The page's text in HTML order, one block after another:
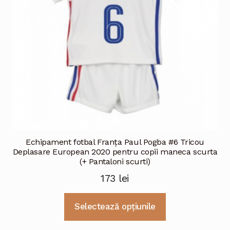
Echipament fotbal Franţa Paul Pogba #6 Tricou
Deplasare European 2020 pentru copii maneca scurta
(+ Pantaloni scurti)
173 lei
Selectează opțiunile